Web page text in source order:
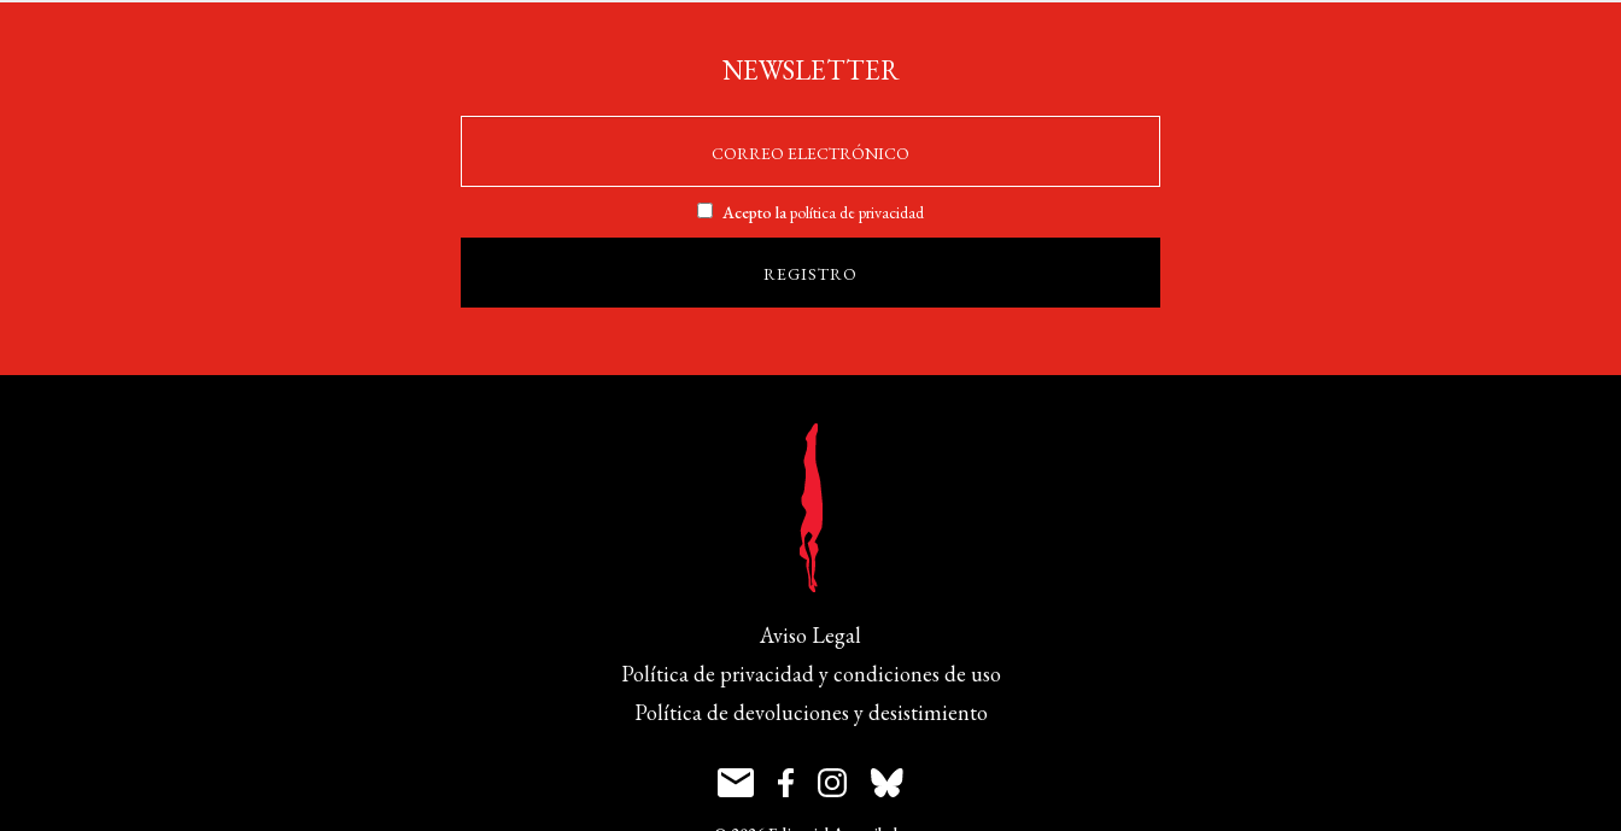
NEWSLETTER
Acepto lapolítica de privacidad
Aviso Legal
Política de privacidad y condiciones de uso
Política de devoluciones y desistimiento